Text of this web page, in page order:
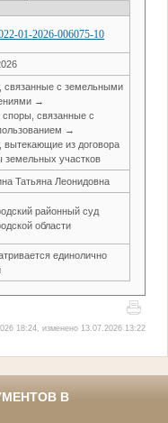
01-2026-006075-10
связанные с земельными
→
споры, связанные с
→
вытекающие из договора
земельных участков
Татьяна Леонидовна
районный суд
области
единолично
18:24, изменено 13.07.2026 13:22
В